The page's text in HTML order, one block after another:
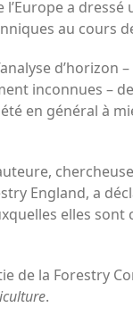
l’Europe a
au cours
inconnues –
en général à
England, a
elles
de la Forestry
.